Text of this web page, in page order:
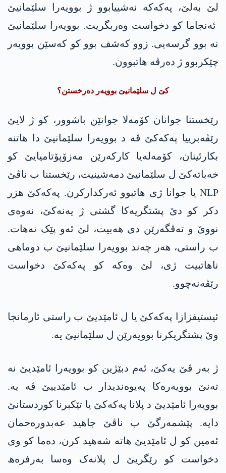
لێ بەلێ، پەکەکە نەشییابوو ژ بوویەرا سلێمانیێ
ئەنجاما کو دخواست وەربگریت. بوویەرا سلێمانیێ
نە بوو گرسەیی. زوو کەشف بوو کو کەسێن بوویەر
چێکربوو ژ دەرڤە هاتبوون.
کێ ل سلێمانیێ بوویەر دەرخستن؟
رێخستنا جوانان کۆمەلا جوانێن باشوور، کو ژ لایێ
رێڤەبرییا پەکەکێ ڤە د بوویەرا سلێمانیێ دا هاتنە
بکارئینان، کۆمەلەیا کارکەرێن مەزۆپۆتامیایێ کو
خەباتەکێ ل سلێمانیێ دمەشینیت، رێخستنا ب ناڤێ
NLP یا جوانا ژی هاتبوو ئەرکدارکرن. پەکەکێ هزر
دکر کو دێ پشتگریەکا گشتی ژ یەنەکێ، نەوەی
نووێ و تەڤگەرێن دی هەبیت، لێ ئەو پێک نەھات.
ب راستی، ھەر چەند بوویەرا سلێمانیێ ب دوماهی
ناهاتبیت ژی، لێ وەکە کو پەکەکێ دخواست
رێڤەنەچوو.
ئیستیفزازا پەکەکێ یا ل ئامێدیێ ب راستی ئارمانجا
وێ پشتگریکرنا بوویەرێن ل سلێمانیێ یە.
ژ بەر ڤێ یەکێ، ئەم دبێژین کو بوویەرا ئامێدیێ نە
تەنێ بوویەرەکا پەیوەندیدار ب ئامێدییێ ڤە یە.
بوویەرا ئامێدیێ د پلانا پەکەکێ یا تێکبرنا کوردستانێ
دایە. پێشمەرگێ ب ناڤێ جاهید عەبدورەحمان
ئەمین کو ل ئامێدیێ ھاتە شەھید کرن، دەما کو وی
دخواست کو رێگریێ ل پلانەک وەسا بەرفرەھ